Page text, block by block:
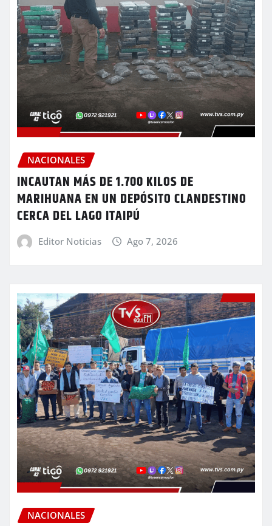
NACIONALES
INCAUTAN MÁS DE 1.700 KILOS DE
MARIHUANA EN UN DEPÓSITO CLANDESTINO
CERCA DEL LAGO ITAIPÚ
Editor Noticias Ago 7, 2026
NACIONALES